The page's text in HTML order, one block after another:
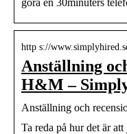
http s://
Anställning
H&M –
Anställning och
Ta reda på hur det är